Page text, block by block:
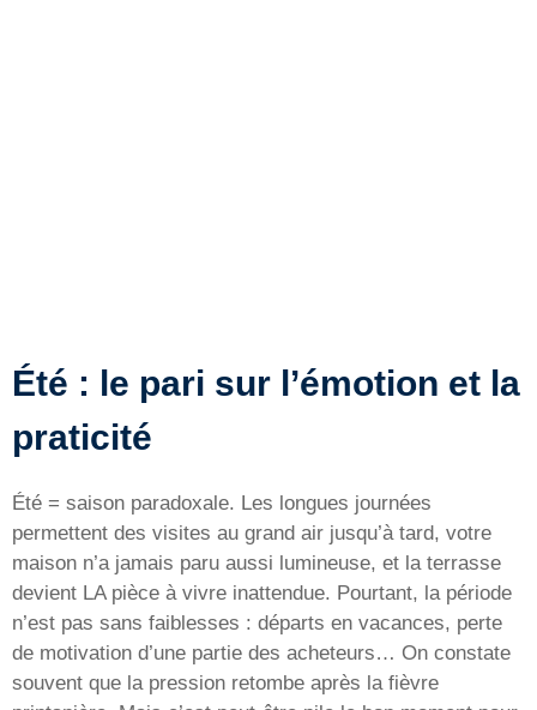
Été : le pari sur l’émotion et la
praticité
Été = saison paradoxale. Les longues journées
permettent des visites au grand air jusqu’à tard, votre
maison n’a jamais paru aussi lumineuse, et la terrasse
devient LA pièce à vivre inattendue. Pourtant, la période
n’est pas sans faiblesses : départs en vacances, perte
de motivation d’une partie des acheteurs… On constate
souvent que la pression retombe après la fièvre